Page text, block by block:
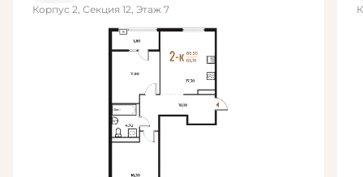
Корпус 2, Секция 12, Этаж 7